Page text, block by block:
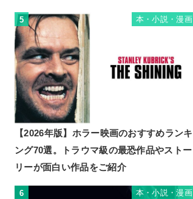
5 本・小説・漫画
【2026年版】ホラー映画のおすすめランキ
ング70選。トラウマ級の最恐作品やストー
リーが面白い作品をご紹介
6 本・小説・漫画